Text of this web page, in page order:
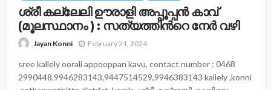
ശ്രീ കല്ലേലി ഊരാളി അപ്പൂപ്പന്‍ കാവ്
(മൂലസ്ഥാനം ) : സത്യത്തിന്‍റെ നേര്‍ വഴി
Jayan Konni February 21, 2024
sree kallely oorali appooppan kavu, contact number : 0468
2990448,9946283143,9447514529,9946383143 kallely ,konni